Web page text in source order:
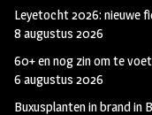
Leyetocht 2026: nieuwe
8 augustus 2026
60+ en nog zin om te
6 augustus 2026
Buxusplanten in brand in